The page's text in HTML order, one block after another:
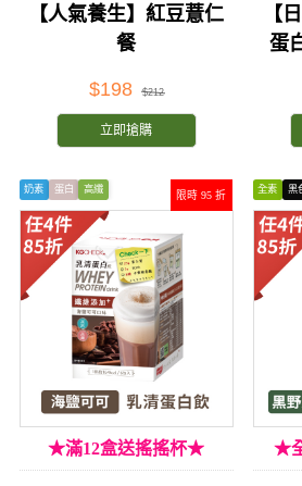
【人氣養生】紅豆薏仁
餐
$198 $212
立即搶購
【
蛋
限時 95 折
奶素 蛋白 高纖
★滿12盒送搖搖杯★
全素 黑
★